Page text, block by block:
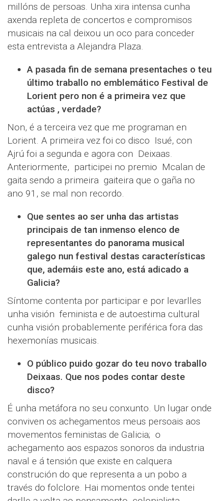
millóns de persoas. Unha xira intensa cunha
axenda repleta de concertos e compromisos
musicais na cal deixou un oco para conceder
esta entrevista a Alejandra Plaza.
A pasada fin de semana presentaches o teu
último traballo no emblemático Festival de
Lorient pero non é a primeira vez que
actúas , verdade?
Non, é a terceira vez que me programan en
Lorient. A primeira vez foi co disco Isué, con
Ajrú foi a segunda e agora con Deixaas.
Anteriormente, participei no premio Mcalan de
gaita sendo a primeira gaiteira que o gaña no
ano 91, se mal non recordo.
Que sentes ao ser unha das artistas
principais de tan inmenso elenco de
representantes do panorama musical
galego nun festival destas características
que, ademáis este ano, está adicado a
Galicia?
Síntome contenta por participar e por levarlles
unha visión feminista e de autoestima cultural
cunha visión probablemente periférica fora das
hexemonías musicais.
O público puido gozar do teu novo traballo
Deixaas. Que nos podes contar deste
disco?
É unha metáfora no seu conxunto. Un lugar onde
conviven os achegamentos meus persoais aos
movementos feministas de Galicia; o
achegamento aos espazos sonoros da industria
naval e á tensión que existe en calquera
construción do que representa a un pobo a
través do folclore. Hai momentos onde tentei